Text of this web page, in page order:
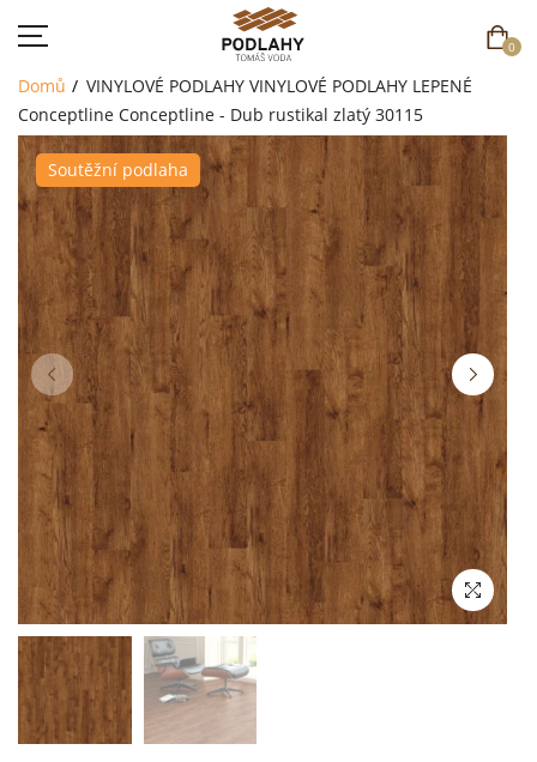
0
DOMŮ
SORTIMENT
AKCE
CENÍK
REFERENCE
SOUTĚŽ
KONTAKT
Domů VINYLOVÉ PODLAHY VINYLOVÉ PODLAHY LEPENÉ
Conceptline Conceptline - Dub rustikal zlatý 30115
Soutěžní podlaha